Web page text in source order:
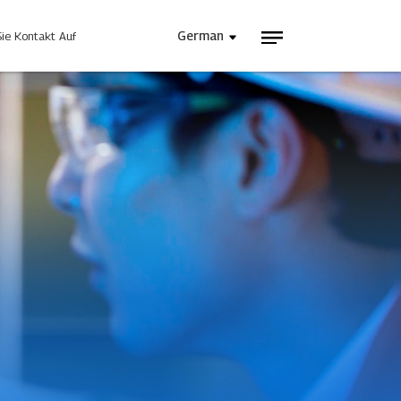
Kontakt Auf German
Stromversorgung
Uns